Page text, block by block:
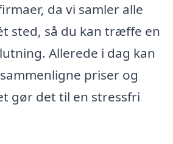
da vi samler alle
sted, så du kan træffe en
Allerede i dag kan
priser og
gør det til en stressfri